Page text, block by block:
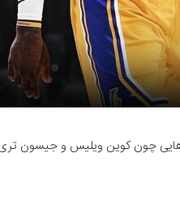
چون کوین ویلیس و جیسون